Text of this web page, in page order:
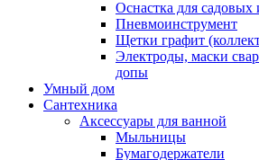
Оснастка для садовых
Пневмоинструмент
Щетки графит
Электроды, маски
допы
Умный дом
Сантехника
Аксессуары для ванной
Мыльницы
Бумагодержатели